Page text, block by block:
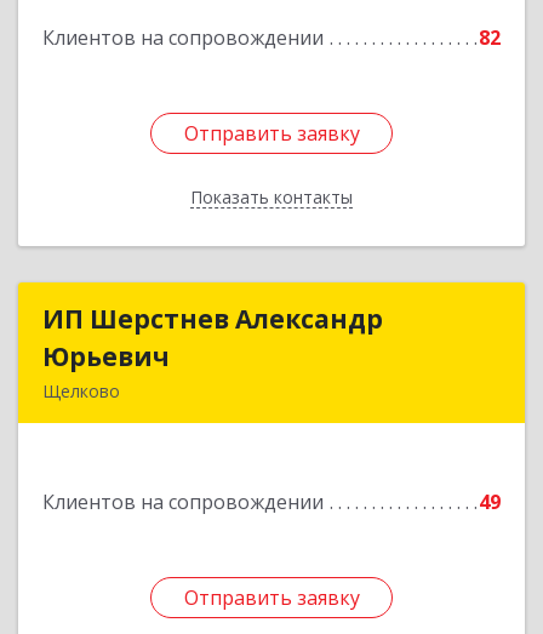
Клиентов на сопровождении 82
Отправить заявку
Показать контакты
Подробнее
Отправить заявку
Назад
ИП Шерстнев Александр
Юрьевич
Щелково
Клиентов на сопровождении 49
Отправить заявку
ИП Шерстнев Александр
Подробнее
Отправить заявку